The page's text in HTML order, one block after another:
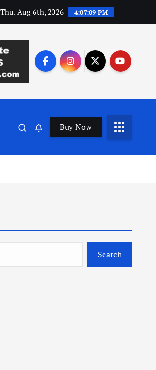
Thu. Aug 6th, 2026 4:07:10 PM
Buy Now
Search